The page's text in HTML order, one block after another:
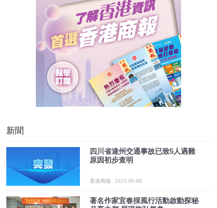
新聞
四川省達州交通事故已致5人遇難
原因初步查明
香港商報 2023-09-08
著名作家宜春採風行活動啟動探秘